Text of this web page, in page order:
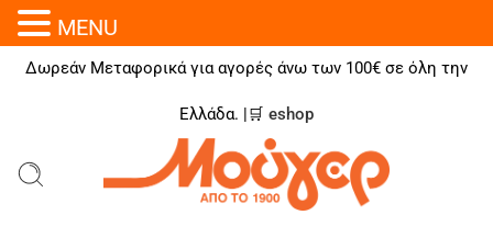
Δωρεάν Μεταφορικά για αγορές άνω των 100€ σε όλη την
Ελλάδα. |🛒 eshop
MENU